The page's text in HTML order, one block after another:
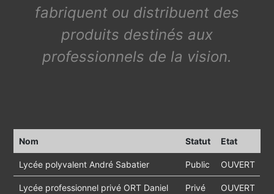
fabriquent ou distribuent des
produits destinés aux
professionnels de la vision.
Nom Statut Etat
Lycée polyvalent André Sabatier Public OUVERT
Lycée professionnel privé ORT Daniel
Privé OUVERT